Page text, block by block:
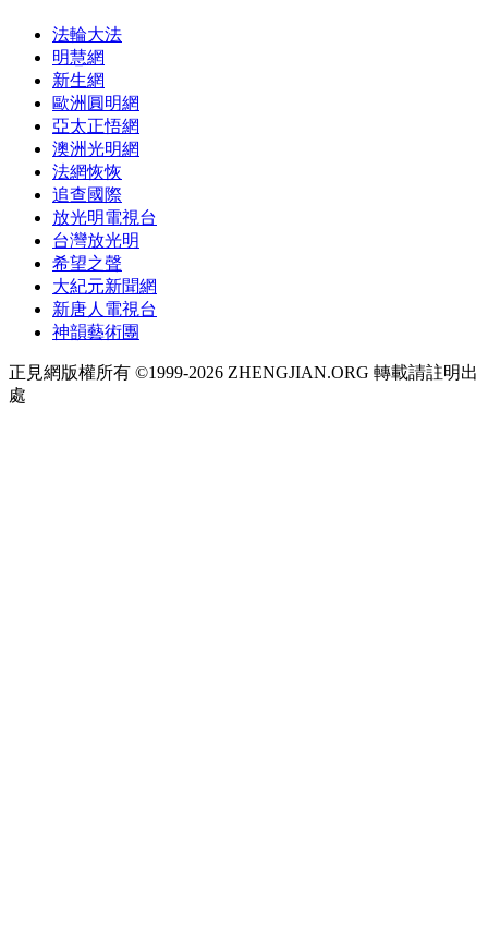
法輪大法
明慧網
新生網
歐洲圓明網
亞太正悟網
澳洲光明網
法網恢恢
追查國際
放光明電視台
台灣放光明
希望之聲
大紀元新聞網
新唐人電視台
神韻藝術團
正見網版權所有 ©1999-2026 ZHENGJIAN.ORG 轉載請註明出
處